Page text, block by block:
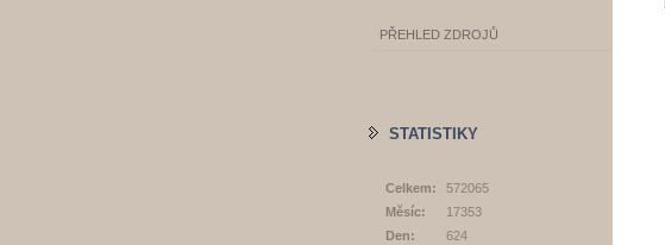
PŘEHLED ZDROJŮ
STATISTIKY
Celkem:
572065
Měsíc:
17353
Den:
624